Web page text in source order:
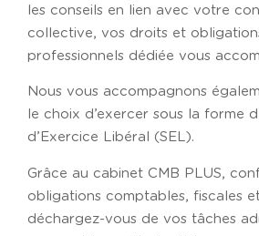
les conseils en lien avec votre
collective, vos droits et
professionnels dédiée vous
Nous vous accompagnons
le choix d’exercer sous la forme
d’Exercice Libéral (SEL).
Grâce au cabinet CMB PLUS,
obligations comptables, fiscales
déchargez-vous de vos tâches